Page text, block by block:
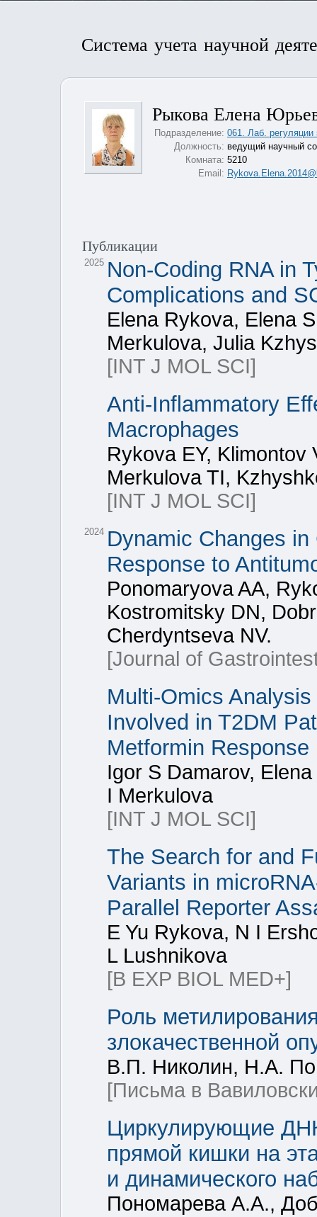
Система учета научной
Рыкова Елена
Подразделение: 061. Лаб. регуляции
Должность: ведущий научный
Комната: 5210
Email:
Публикации
2025 Non-Coding RNA in
Complications and
Elena Rykova, Elena
Merkulova, Julia
[INT J MOL SCI]
Anti-Inflammatory
Macrophages
Rykova EY, Klimontov
Merkulova TI,
[INT J MOL SCI]
2024 Dynamic Changes
Response to
Ponomaryova AA,
Kostromitsky DN,
Cherdyntseva NV.
[Journal of
Multi-Omics
Involved in T2DM
Metformin Response
Igor S Damarov,
I Merkulova
[INT J MOL SCI]
The Search for and
Variants in
Parallel Reporter
E Yu Rykova, N I
L Lushnikova
[B EXP BIOL MED+]
Роль
злокачественной
В.П. Николин, Н.А.
[Письма в
Циркулирующие
прямой кишки на
и динамического
Пономарева А.А.,